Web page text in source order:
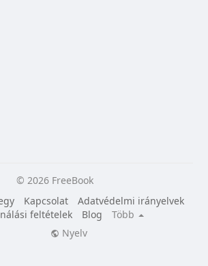
© 2026 FreeBook
Kapcsolat
Adatvédelmi irányelvek
feltételek
Blog
Több
Nyelv